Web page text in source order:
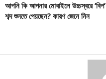
আপনি কি আপনার মোবাইলে উচ্চস্বরে ‘বিপ’
শব্দ শুনতে পেয়ছেন? কারণ জেনে নিন